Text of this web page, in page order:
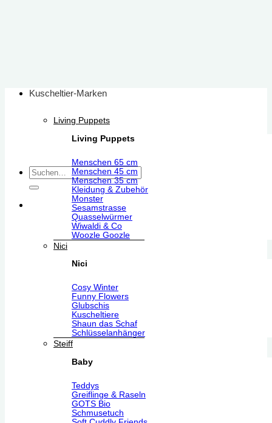
Suchen
nach:
Kuscheltier-Marken
Living Puppets
Living Puppets
Menschen 65 cm
Menschen 45 cm
Menschen 35 cm
Kleidung & Zubehör
Monster
Sesamstrasse
Quasselwürmer
Wiwaldi & Co
Woozle Goozle
Nici
Nici
Cosy Winter
Funny Flowers
Glubschis
Kuscheltiere
Shaun das Schaf
Schlüsselanhänger
Steiff
Baby
Teddys
Greiflinge & Raseln
GOTS Bio
Schmusetuch